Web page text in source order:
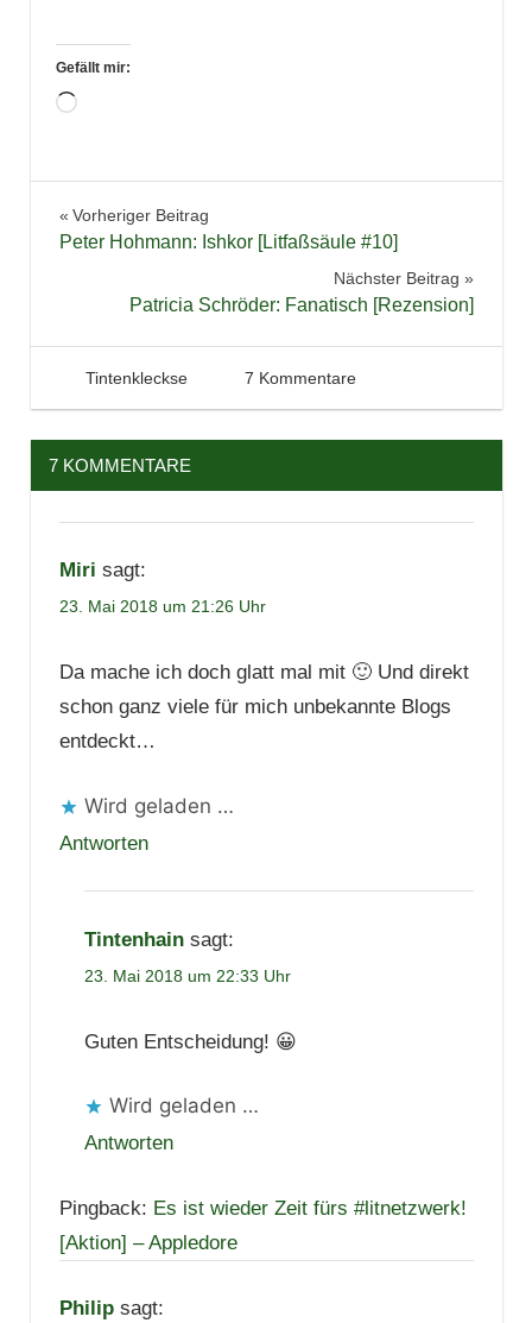
Gefällt mir:
Wird
Beitragsnavigation
Vorheriger Beitrag
Peter Hohmann: Ishkor [Litfaßsäule #10]
Nächster Beitrag
Patricia Schröder: Fanatisch [Rezension]
23. Mai 2018
Tintenhain
Tintenkleckse 7 Kommentare
7 KOMMENTARE
Miri sagt:
23. Mai 2018 um 21:26 Uhr
Da mache ich doch glatt mal mit 🙂 Und direkt
schon ganz viele für mich unbekannte Blogs
entdeckt…
Wird geladen …
Antworten
Tintenhain sagt:
23. Mai 2018 um 22:33 Uhr
Guten Entscheidung! 😀
Wird geladen …
Antworten
Pingback: Es ist wieder Zeit fürs #litnetzwerk!
[Aktion] – Appledore
Philip sagt: